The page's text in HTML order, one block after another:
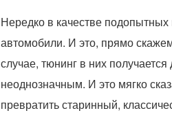
Нередко в качестве
автомобили. И это, прямо
случае, тюнинг в них
неоднозначным. И это мягко
превратить старинный,